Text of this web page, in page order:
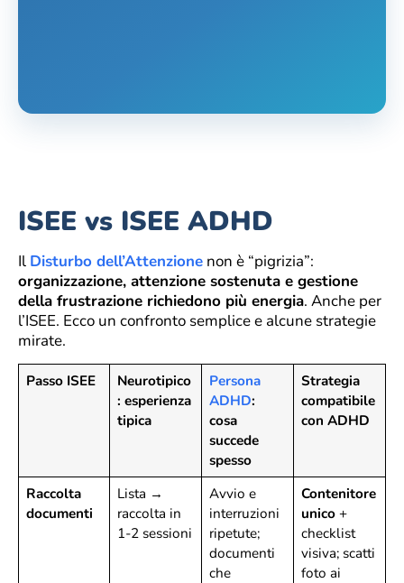
ISEE vs ISEE ADHD
Il Disturbo dell’Attenzione non è “pigrizia”:
organizzazione, attenzione sostenuta e gestione
della frustrazione richiedono più energia. Anche per
l’ISEE. Ecco un confronto semplice e alcune strategie
mirate.
Passo ISEE
Neurotipico
: esperienza
tipica
Persona
ADHD:
cosa
succede
spesso
Strategia
compatibile
con ADHD
Raccolta
documenti
Lista →
raccolta in
1-2 sessioni
Avvio e
interruzioni
ripetute;
documenti
che
Contenitore
unico+
checklist
visiva; scatti
foto ai